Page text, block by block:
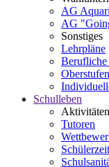
AG
AG
Sonstiges
Lehrpläne
Schulleben
Aktivitäten
Tutoren